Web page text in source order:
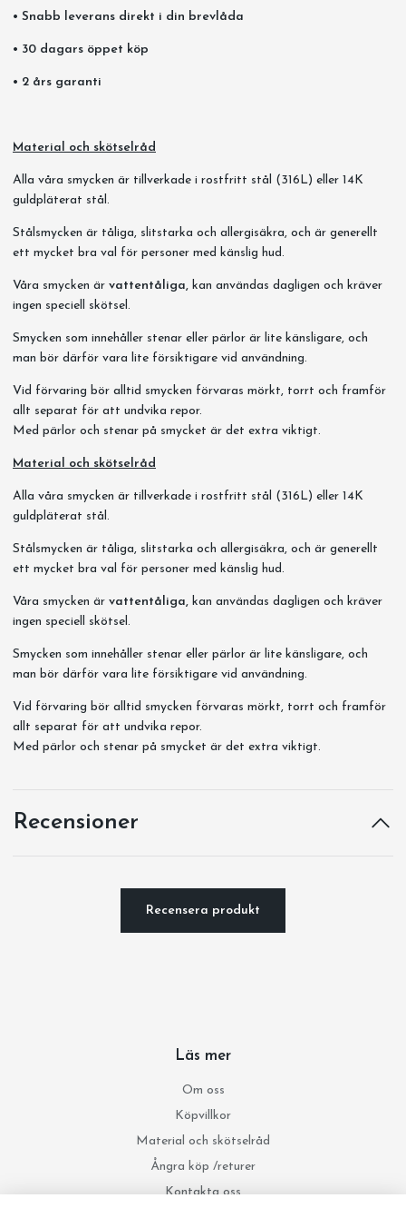
• Snabb leverans direkt i din brevlåda
• 30 dagars öppet köp
• 2 års garanti
Material och skötselråd
Alla våra smycken är tillverkade i rostfritt stål (316L) eller 14K
guldpläterat stål.
Stålsmycken är tåliga, slitstarka och allergisäkra, och är generellt
ett mycket bra val för personer med känslig hud.
Våra smycken är vattentåliga, kan användas dagligen och kräver
ingen speciell skötsel.
Smycken som innehåller stenar eller pärlor är lite känsligare, och
man bör därför vara lite försiktigare vid användning.
Vid förvaring bör alltid smycken förvaras mörkt, torrt och framför
allt separat för att undvika repor.
Med pärlor och stenar på smycket är det extra viktigt.
Material och skötselråd
Alla våra smycken är tillverkade i rostfritt stål (316L) eller 14K
guldpläterat stål.
Stålsmycken är tåliga, slitstarka och allergisäkra, och är generellt
ett mycket bra val för personer med känslig hud.
Våra smycken är vattentåliga, kan användas dagligen och kräver
ingen speciell skötsel.
Smycken som innehåller stenar eller pärlor är lite känsligare, och
man bör därför vara lite försiktigare vid användning.
Vid förvaring bör alltid smycken förvaras mörkt, torrt och framför
allt separat för att undvika repor.
Med pärlor och stenar på smycket är det extra viktigt.
Recensioner
Recensera produkt
Läs mer
Om oss
Köpvillkor
Material och skötselråd
Ångra köp /returer
Kontakta oss